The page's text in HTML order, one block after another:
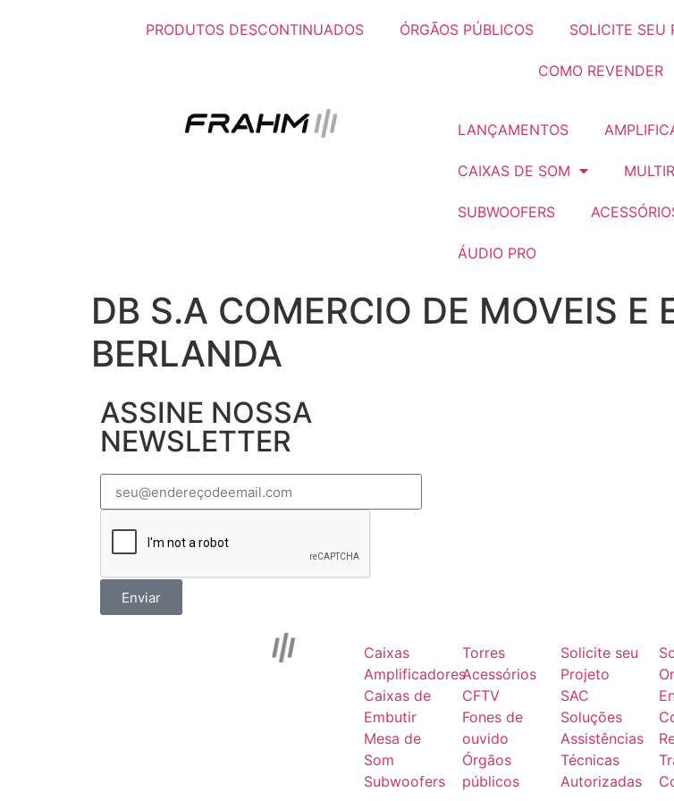
PRODUTOS DESCONTINUADOS ÓRGÃOS PÚBLICOS SOLICITE SEU
COMO REVENDER
LANÇAMENTOS
CAIXAS DE SOM
SUBWOOFERS
ÁUDIO PRO
DB S.A COMERCIO DE MOVEIS E
BERLANDA
ASSINE NOSSA
NEWSLETTER
Enviar
Caixas
Amplificadores
Caixas de
Embutir
Mesa de
Som
Subwoofers
Torres
Acessórios
CFTV
Fones de
ouvido
Órgãos
públicos
Solicite seu
Projeto
SAC
Soluções
Assistências
Técnicas
Autorizadas